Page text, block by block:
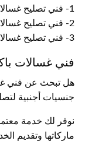
1- فني تصليح غسالات الكويت
2- فني تصليح غسالات حولي بالكويت
3- فني تصليح غسالات رخيص
فني غسالات
هل تبحث عن فني
جنسيات أجنبية
نوفر لك خدمة
ماركاتها وتقديم